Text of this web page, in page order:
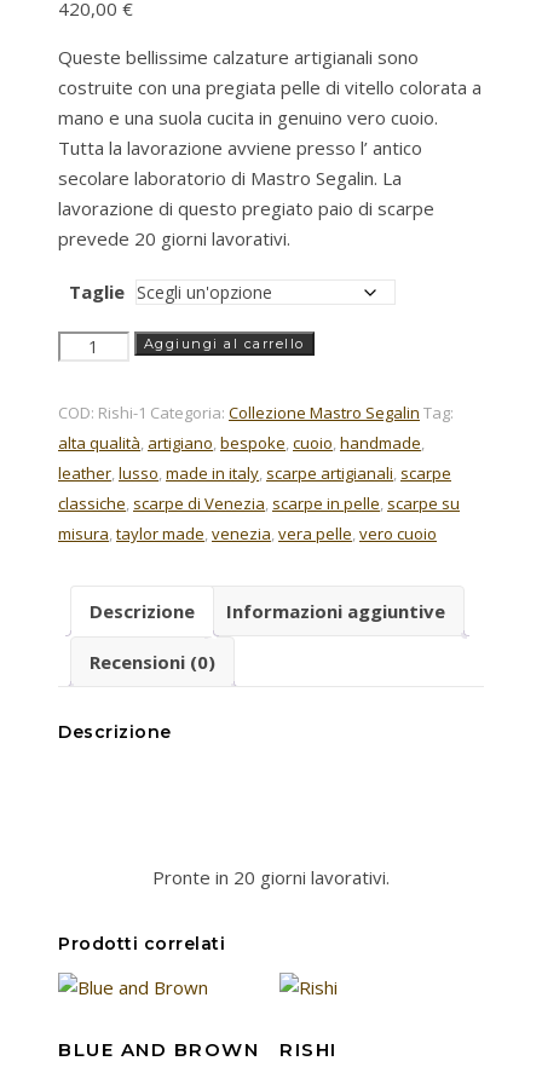
420,00 €
Queste bellissime calzature artigianali sono
costruite con una pregiata pelle di vitello colorata a
mano e una suola cucita in genuino vero cuoio.
Tutta la lavorazione avviene presso l’ antico
secolare laboratorio di Mastro Segalin. La
lavorazione di questo pregiato paio di scarpe
prevede 20 giorni lavorativi.
Taglie
blue
miele
quantità
Aggiungi al carrello
COD: Rishi-1 Categoria: Collezione Mastro Segalin Tag:
alta qualità, artigiano,bespoke,cuoio,handmade,
leather,lusso,made in italy, scarpe artigianali, scarpe
classiche, scarpe di Venezia, scarpe in pelle, scarpe su
misura,taylor made,venezia,vera pelle,vero cuoio
Descrizione Informazioni aggiuntive
Recensioni (0)
Descrizione
Pronte in 20 giorni lavorativi.
Prodotti correlati
BLUE AND BROWN RISHI